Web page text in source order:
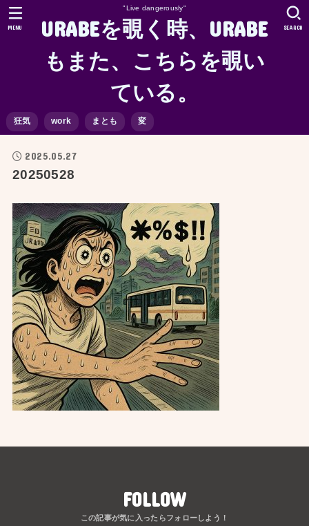
"Live dangerously"
URABEを覗く時、URABE
もまた、こちらを覗い
ている。
狂気 work まとも 変
SEARCH
MENU
2025.05.27
20250528
FOLLOW